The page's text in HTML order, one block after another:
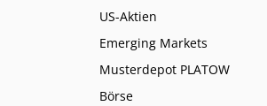
US-Aktien
Emerging Markets
Musterdepot PLATOW
Börse